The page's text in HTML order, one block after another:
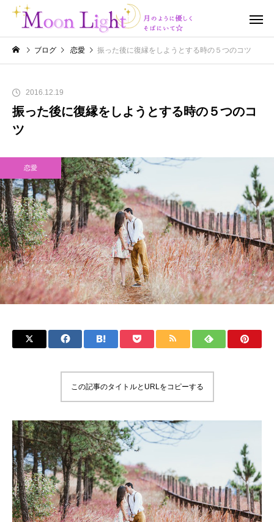
ブログ 恋愛 振った後に復縁をしようとする時の５つのコツ
2016.12.19
振った後に復縁をしようとする時の５つのコ
ツ
恋愛
この記事のタイトルとURLをコピーする